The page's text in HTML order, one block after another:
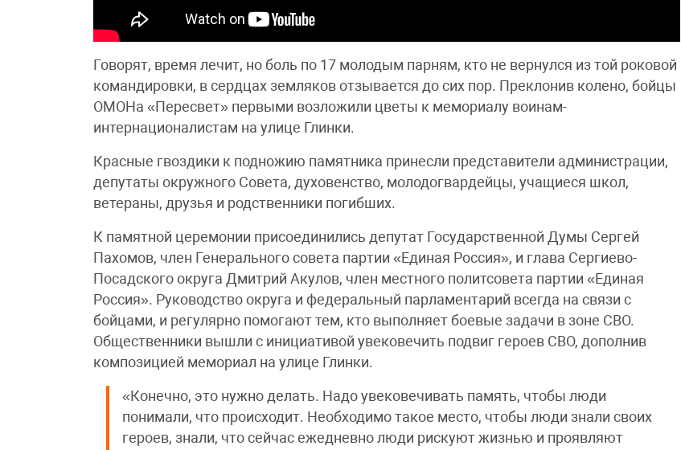
Говорят, время лечит, но боль по 17 молодым парням, кто не вернулся из той роковой
командировки, в сердцах земляков отзывается до сих пор. Преклонив колено, бойцы
ОМОНа «Пересвет» первыми возложили цветы к мемориалу воинам-
интернационалистам на улице Глинки.
Красные гвоздики к подножию памятника принесли представители администрации,
депутаты окружного Совета, духовенство, молодогвардейцы, учащиеся школ,
ветераны, друзья и родственники погибших.
К памятной церемонии присоединились депутат Государственной Думы Сергей
Пахомов, член Генерального совета партии «Единая Россия», и глава Сергиево-
Посадского округа Дмитрий Акулов, член местного политсовета партии «Единая
Россия». Руководство округа и федеральный парламентарий всегда на связи с
бойцами, и регулярно помогают тем, кто выполняет боевые задачи в зоне СВО.
Общественники вышли с инициативой увековечить подвиг героев СВО, дополнив
композицией мемориал на улице Глинки.
«Конечно, это нужно делать. Надо увековечивать память, чтобы люди
понимали, что происходит. Необходимо такое место, чтобы люди знали своих
героев, знали, что сейчас ежедневно люди рискуют жизнью и проявляют